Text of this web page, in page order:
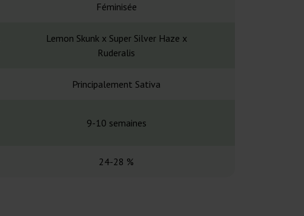
Féminisée
Lemon Skunk x Super Silver Haze x
Ruderalis
Principalement Sativa
9-10 semaines
24-28 %